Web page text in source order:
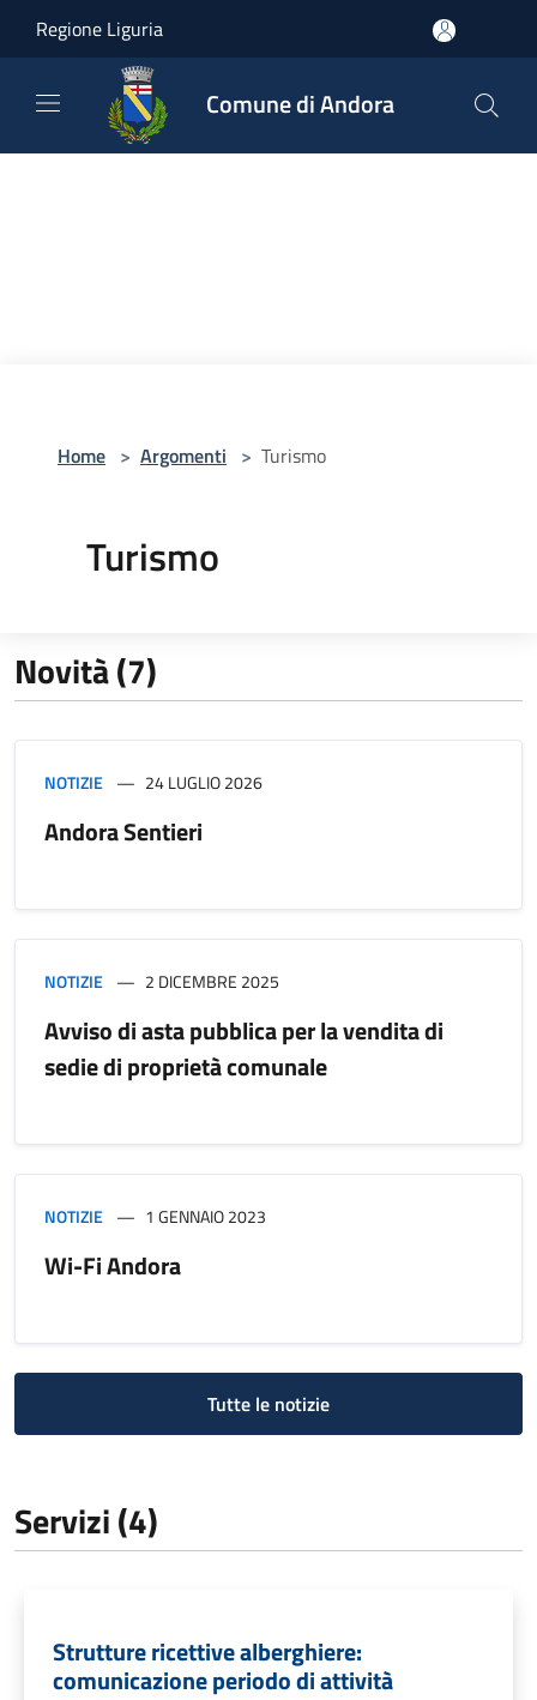
Regione Liguria
Comune di Andora
Home > Argomenti > Turismo
Turismo
Novità (7)
NOTIZIE 24 LUGLIO 2026
Andora Sentieri
NOTIZIE 2 DICEMBRE 2025
Avviso di asta pubblica per la vendita di
sedie di proprietà comunale
NOTIZIE 1 GENNAIO 2023
Wi-Fi Andora
Tutte le notizie
Servizi (4)
Strutture ricettive alberghiere:
comunicazione periodo di attività